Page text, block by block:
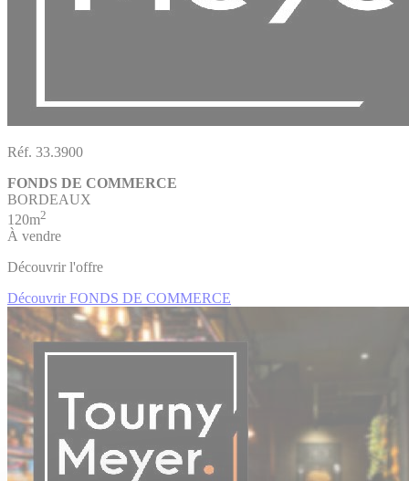
Réf. 33.3900
FONDS DE COMMERCE
BORDEAUX
120m2
À vendre
Découvrir l'offre
Découvrir FONDS DE COMMERCE